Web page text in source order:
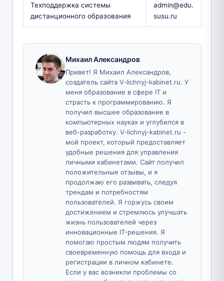
Техподдержка системы
дистанционного образования
admin@edu.
susu.ru
Михаил Александров
Привет! Я Михаил Александров,
создатель сайта V-lichnyj-kabinet.ru. У
меня образование в сфере IT и
страсть к программированию. Я
получил высшее образование в
компьютерных науках и углубился в
веб-разработку. V-lichnyj-kabinet.ru -
мой проект, который предоставляет
удобные решения для управления
личными кабинетами. Сайт получил
положительные отзывы, и я
продолжаю его развивать, следуя
трендам и потребностям
пользователей. Я горжусь своим
достижением и стремлюсь улучшать
жизнь пользователей через
инновационные IT-решения. Я
помогаю простым людям получить
своевременную помощь для входа и
регистрации в личном кабинете.
Если у вас возникли проблемы со